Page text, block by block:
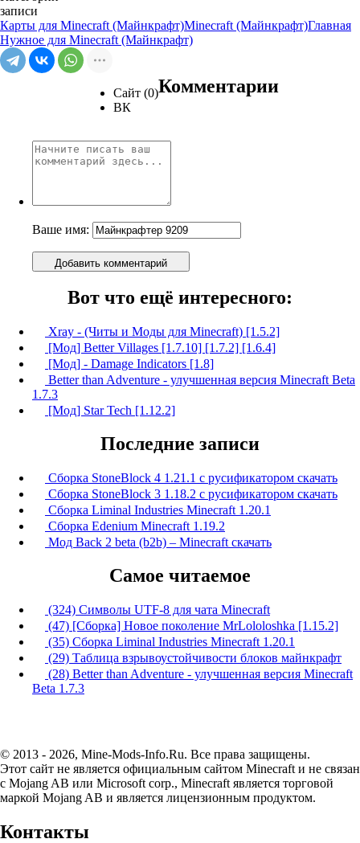
записи
Карты для Minecraft (Майнкрафт)Minecraft (Майнкрафт)Главная
Нужное для Minecraft (Майнкрафт)
Сайт (0)
ВК
Комментарии
Ваше имя:
Добавить комментарий
Вот что ещё интересного:
Xray - (Читы и Моды для Minecraft) [1.5.2]
[Мод] Better Villages [1.7.10] [1.7.2] [1.6.4]
[Мод] - Damage Indicators [1.8]
Better than Adventure - улучшенная версия Minecraft Beta
1.7.3
[Мод] Star Tech [1.12.2]
Последние записи
Сборка StoneBlock 4 1.21.1 с русификатором скачать
Сборка StoneBlock 3 1.18.2 с русификатором скачать
Сборка Liminal Industries Minecraft 1.20.1
Сборка Edenium Minecraft 1.19.2
Мод Back 2 beta (b2b) – Minecraft скачать
Самое читаемое
(324) Символы UTF-8 для чата Minecraft
(47) [Сборка] Новое поколение MrLololoshka [1.15.2]
(35) Сборка Liminal Industries Minecraft 1.20.1
(29) Таблица взрывоустойчивости блоков майнкрафт
(28) Better than Adventure - улучшенная версия Minecraft
Beta 1.7.3
© 2013 - 2026, Mine-Mods-Info.Ru. Все права защищены.
Этот сайт не является официальным сайтом Minecraft и не связан
с Mojang AB или Microsoft corp., Minecraft является торговой
маркой Mojang AB и является лицензионным продуктом.
Контакты